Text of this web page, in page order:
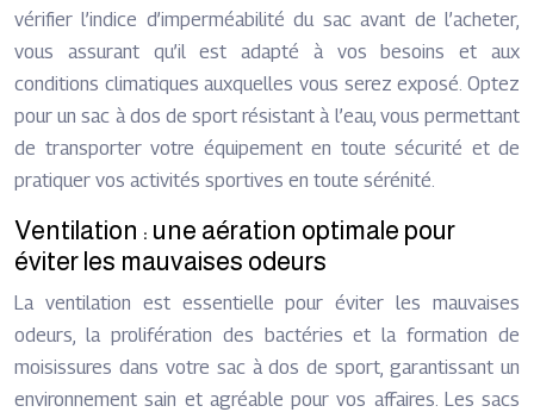
vérifier l’indice d’imperméabilité du sac avant de l’acheter,
vous assurant qu’il est adapté à vos besoins et aux
conditions climatiques auxquelles vous serez exposé. Optez
pour un sac à dos de sport résistant à l’eau, vous permettant
de transporter votre équipement en toute sécurité et de
pratiquer vos activités sportives en toute sérénité.
Ventilation : une aération optimale pour
éviter les mauvaises odeurs
La ventilation est essentielle pour éviter les mauvaises
odeurs, la prolifération des bactéries et la formation de
moisissures dans votre sac à dos de sport, garantissant un
environnement sain et agréable pour vos affaires. Les sacs